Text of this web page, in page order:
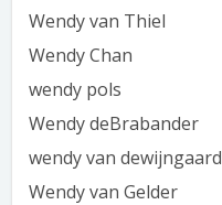
Wendy van Thiel
Wendy Chan
wendy pols
Wendy deBrabander
wendy van dewijngaard
Wendy van Gelder